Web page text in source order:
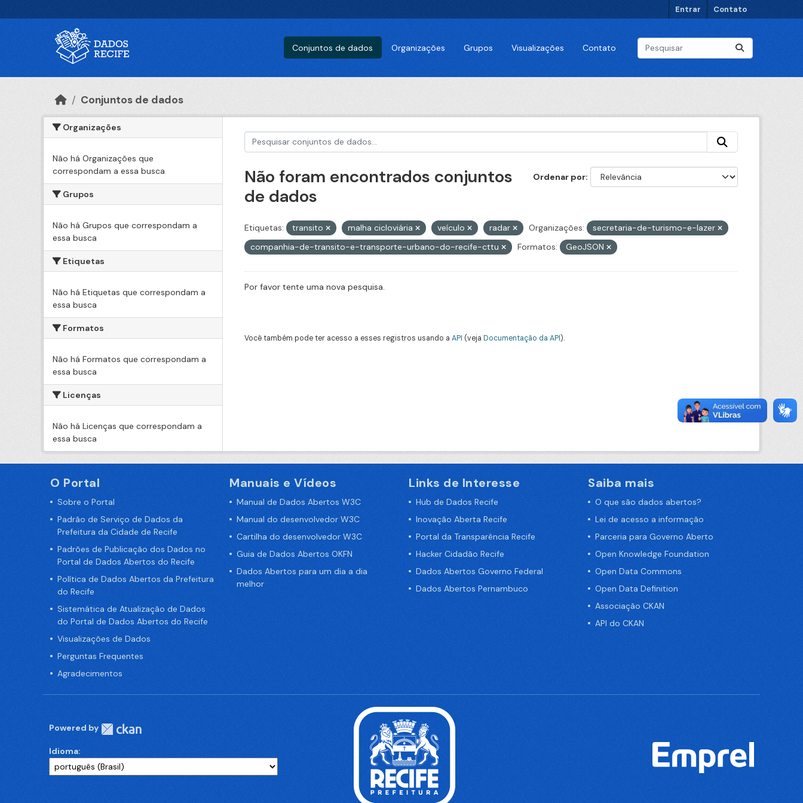
Entrar Contato
Conjuntos de dados Organizações Grupos Visualizações Contato
Conjuntos de dados
Organizações
Não há Organizações que
correspondam a essa busca
Grupos
Não há Grupos que correspondam a
essa busca
Etiquetas
Não há Etiquetas que correspondam a
essa busca
Formatos
Não há Formatos que correspondam a
essa busca
Licenças
Não há Licenças que correspondam a
essa busca
Ordenar por
Não foram encontrados conjuntos
de dados
Etiquetas: transito malha cicloviária veículo radar Organizações:
secretaria-de-turismo-e-lazer
companhia-de-transito-e-transporte-urbano-do-recife-cttu
Formatos: GeoJSON
Por favor tente uma nova pesquisa.
Você também pode ter acesso a esses registros usando a API (veja Documentação da API).
O Portal
Sobre o Portal
Padrão de Serviço de Dados da
Prefeitura da Cidade de Recife
Padrões de Publicação dos Dados no
Portal de Dados Abertos do Recife
Política de Dados Abertos da Prefeitura
do Recife
Sistemática de Atualização de Dados
do Portal de Dados Abertos do Recife
Visualizações de Dados
Perguntas Frequentes
Agradecimentos
Manuais e Vídeos
Manual de Dados Abertos W3C
Manual do desenvolvedor W3C
Cartilha do desenvolvedor W3C
Guia de Dados Abertos OKFN
Dados Abertos para um dia a dia
melhor
Links de Interesse
Hub de Dados Recife
Inovação Aberta Recife
Portal da Transparência Recife
Hacker Cidadão Recife
Dados Abertos Governo Federal
Dados Abertos Pernambuco
Saiba mais
O que são dados abertos?
Lei de acesso a informação
Parceria para Governo Aberto
Open Knowledge Foundation
Open Data Commons
Open Data Definition
Associação CKAN
API do CKAN
Powered by
Idioma